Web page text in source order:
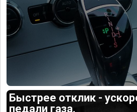
Быстрее отклик -
педали газа.